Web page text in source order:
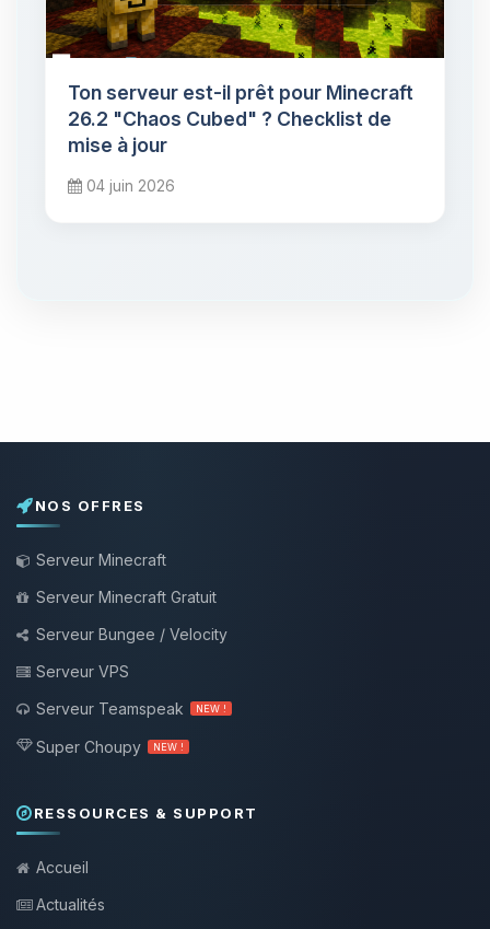
Ton serveur est-il prêt pour Minecraft
26.2 "Chaos Cubed" ? Checklist de
mise à jour
04 juin 2026
NOS OFFRES
Serveur Minecraft
Serveur Minecraft Gratuit
Serveur Bungee / Velocity
Serveur VPS
Serveur Teamspeak
NEW !
Super Choupy NEW !
RESSOURCES & SUPPORT
Accueil
Actualités